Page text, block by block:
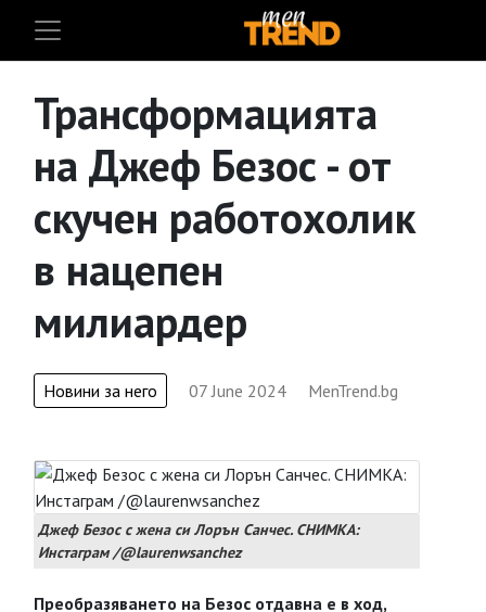
Трансформацията
на Джеф Безос - от
скучен работохолик
в нацепен
милиардер
Новини за него 07 June 2024 MenTrend.bg
Джеф Безос с жена си Лорън Санчес. СНИМКА:
Инстаграм /@laurenwsanchez
Преобразяването на Безос отдавна е в ход,